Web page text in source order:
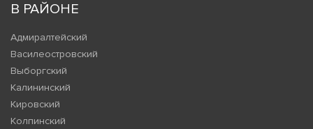
В РАЙОНЕ
Адмиралтейский
Василеостровский
Выборгский
Калининский
Кировский
Колпинский